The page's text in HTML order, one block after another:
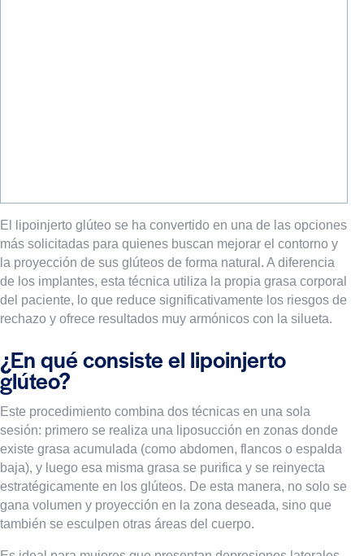
El lipoinjerto glúteo se ha convertido en una de las opciones
más solicitadas para quienes buscan mejorar el contorno y
la proyección de sus glúteos de forma natural. A diferencia
de los implantes, esta técnica utiliza la propia grasa corporal
del paciente, lo que reduce significativamente los riesgos de
rechazo y ofrece resultados muy armónicos con la silueta.
¿En qué consiste el lipoinjerto
glúteo?
Este procedimiento combina dos técnicas en una sola
sesión: primero se realiza una liposucción en zonas donde
existe grasa acumulada (como abdomen, flancos o espalda
baja), y luego esa misma grasa se purifica y se reinyecta
estratégicamente en los glúteos. De esta manera, no solo se
gana volumen y proyección en la zona deseada, sino que
también se esculpen otras áreas del cuerpo.